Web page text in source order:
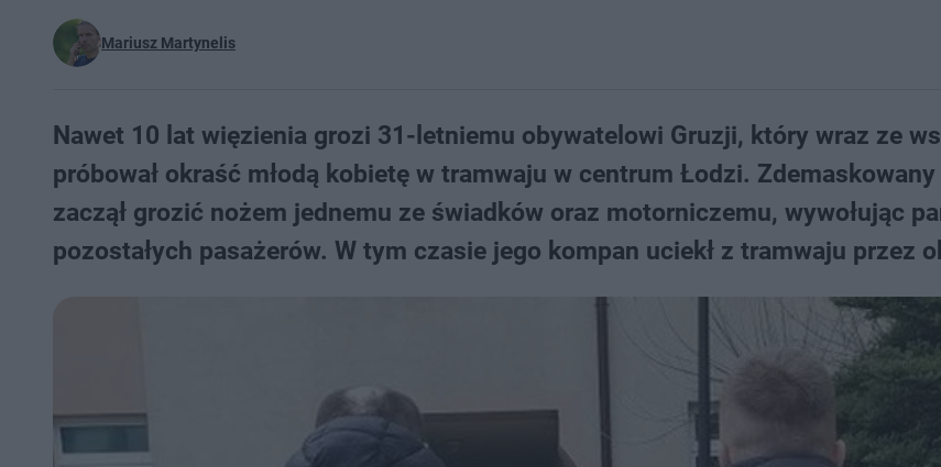
Mariusz Martynelis
Nawet 10 lat więzienia grozi 31-letniemu obywatelowi Gruzji, który wraz ze
próbował okraść młodą kobietę w tramwaju w centrum Łodzi. Zdemaskowany
zaczął grozić nożem jednemu ze świadków oraz motorniczemu, wywołując
pozostałych pasażerów. W tym czasie jego kompan uciekł z tramwaju przez